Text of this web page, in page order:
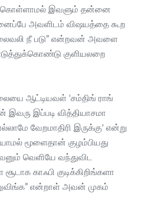
இவளும் தன்னை
அவளிடம் விஷயத்தை கூற
நீ படு” என்றவன் அவளை
குளியலறை
ஆட்டியவள் ‘சம்திங் ராங்
இப்படி வித்தியாசமா
வேறமாதிரி இருக்கு' என்று
மூளைதான் குழம்பியது
வெளியே வந்துவிட
காஃபி குடிக்கிறிங்களா
என்றாள் அவன் முகம்